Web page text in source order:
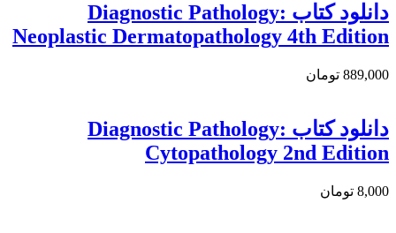
دانلود كتاب Diagnostic Pathology:
Neoplastic Dermatopathology 4th Edition
889,000 تومان
دانلود کتاب Diagnostic Pathology:
Cytopathology 2nd Edition
8,000 تومان